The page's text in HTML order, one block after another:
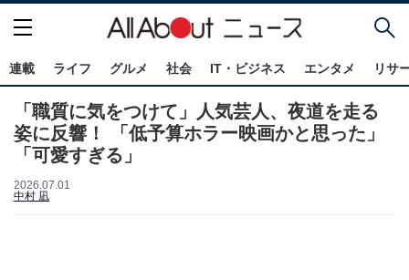
連載 ライフ グルメ 社会 IT・ビジネス エンタメ リサ
「職質に気をつけて」人気芸人、夜道を走る
姿に反響！ 「低予算ホラー映画かと思った」
「可愛すぎる」
2026.07.01
中村 凪